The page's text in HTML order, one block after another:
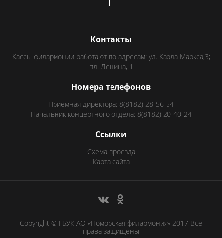
Контакты
Кассы филармонии работают по адресам: ул. Карла Маркса,3;
пл. Ленина, 1
Номера телефонов
Приёмная директора: 8(8182) 28-56-54
Начальник концертного отдела: 8(8182) 20-40-24
Ссылки
Схема проезда
Карта сайта
Copyright © ГБУК АО «Поморская филармония» 2017 Все
права защищены